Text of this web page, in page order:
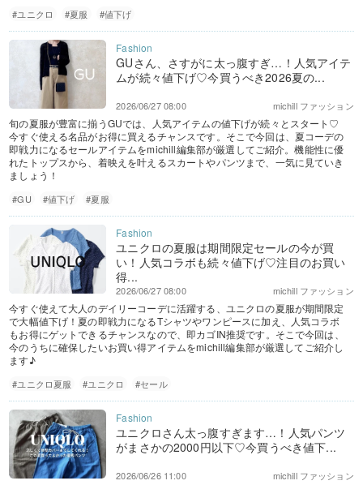
#ユニクロ #夏服 #値下げ
GUさん、さすがに太っ腹すぎ…！人気アイテ
ムが続々値下げ♡今買うべき2026夏の...
michill ファッション
2026/06/27 08:00
旬の夏服が豊富に揃うGUでは、人気アイテムの値下げが続々とスタート♡
今すぐ使える名品がお得に買えるチャンスです。そこで今回は、夏コーデの
即戦力になるセールアイテムをmichill編集部が厳選してご紹介。機能性に優
れたトップスから、着映えを叶えるスカートやパンツまで、一気に見ていき
ましょう！
#GU #値下げ #夏服
ユニクロの夏服は期間限定セールの今が買
い！人気コラボも続々値下げ♡注目のお買い
得...
michill ファッション
2026/06/27 08:00
今すぐ使えて大人のデイリーコーデに活躍する、ユニクロの夏服が期間限定
で大幅値下げ！夏の即戦力になるTシャツやワンピースに加え、人気コラボ
もお得にゲットできるチャンスなので、即カゴIN推奨です。そこで今回は、
今のうちに確保したいお買い得アイテムをmichill編集部が厳選してご紹介し
ます♪
#ユニクロ夏服 #ユニクロ #セール
ユニクロさん太っ腹すぎます…！人気パンツ
がまさかの2000円以下♡今買うべき値下...
michill ファッション
2026/06/26 11:00